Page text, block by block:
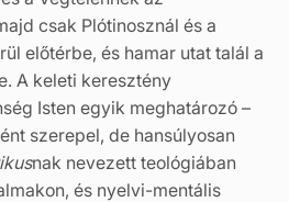
csak Plótinosznál és a
előtérbe, és hamar utat talál a
A keleti keresztény
Isten egyik meghatározó –
szerepel, de hansúlyosan
nak nevezett teológiában
és nyelvi-mentális